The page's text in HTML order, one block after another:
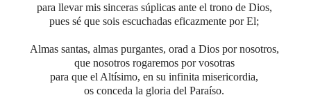
para llevar mis sinceras súplicas ante el trono de Dios,
pues sé que sois escuchadas eficazmente por El;
Almas santas, almas purgantes, orad a Dios por nosotros,
que nosotros rogaremos por vosotras
para que el Altísimo, en su infinita misericordia,
os conceda la gloria del Paraíso.